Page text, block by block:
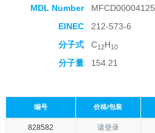
MDL Number
MFCD00004125
EINEC
212-573-6
分子式
C12H10
分子量 154.21
编号 价格/包装
828582 请登录